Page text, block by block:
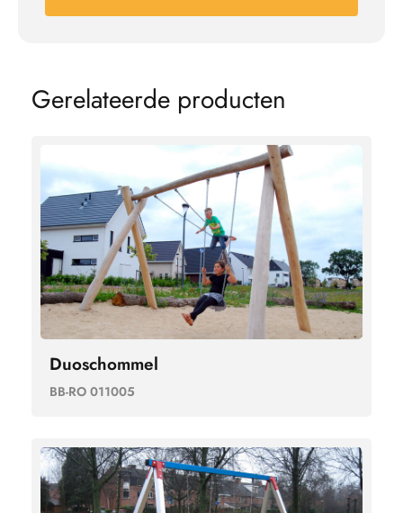
Gerelateerde producten
Duoschommel
BB-RO 011005